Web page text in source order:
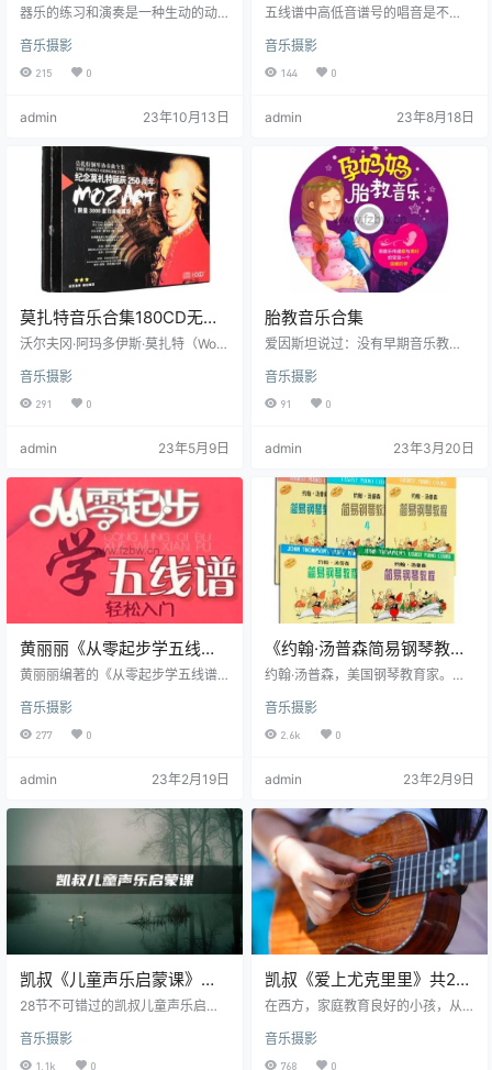
琴技巧大师课》 共29集 视频
器乐的练习和演奏是一种生动的动
指各自独立前提下的灵敏积极活
动、双手不同动作及其与调配合。
证实，从幼年开始学习器乐的孩
创造性思维能力等方面，都显著高
于一般孩子。受到良好的音乐教
育，不仅能提高音乐素养和艺术修
养，而而踏实的学习态度、自觉刻
苦的学习能力都具有重要意义。同
时对一个人的文化…
音乐摄影
215 0
admin 23年10月13日
频格式 附配套作业
五线谱中高低音谱号的唱音是不
名师教你看视频教程2小时学会五线
谱，21天完全掌握钢琴技术。电子
mp4 第01课 从下往上数五线谱的间
作业.mp4 第02课 认识高音谱表第
三间的Do.mp4 第03课 逻辑思维巩
固练习.mp4 第04课 作业.mp4 第0
音乐摄影
144 0
admin 23年8月18日
莫扎特音乐合集180CD无损
音质
沃尔夫冈·阿玛多伊斯·莫扎特（Wolf
月27日～1791年12月5日），出生
于奥地利萨尔茨堡，古典主义时期
762年，莫扎特及姐姐在父亲的带领
成功。1764年，创作首部交响曲
《降E大调第一交响曲》。 1772
年，16岁的莫扎特…
音乐摄影
291 0
admin 23年5月9日
胎教音乐合集
爱因斯坦说过：没有早期音乐教
乐胎教是大多数孕妈妈进行胎教的
必备教材。但孕妈妈常常困惑：胎
目，不管孕妈妈是古典爱好者，还
宝接纳的音乐。在音乐主线之外，
还穿插胎教故事、诗歌、名画等，
孕妈妈可以在美妙的音乐中欣赏一
幅优美的画作、读一篇美文&h…
音乐摄影
91 0
admin 23年3月20日
黄丽丽《从零起步学五线谱
轻松入门》PDF及视频
黄丽丽编著的《从零起步学五线谱
逐步让大家了解和掌握乐理、视唱
等知识。 《从零起步学五线谱轻松
线谱、音符、拍子、调式、音程、
入一些例题及练习，丰富了学习者
音乐摄影
277 0
admin 23年2月19日
《约翰·汤普森简易钢琴教程
系列》1-5册 动画版+PDF
约翰·汤普森，美国钢琴教育家。出
中最著名的是约翰·汤普森钢琴简易
教程。是世界公认的初学钢琴的权
教程以对音乐名作的简易改编为特
眼光来看有着十分积极的意义。对
琴童进一步学习复杂节奏、聆听内
声部及低音旋律、训…
音乐摄影
2.6k 0
admin 23年2月9日
凯叔《儿童声乐启蒙课》共
28节 视频课程
28节不可错过的凯叔儿童声乐启蒙
声乐老师参考、儿童在家自学！ 儿
童声乐视频课程非常少见，主要是
音乐摄影
1.1k 0
凯叔《爱上尤克里里》共20
集 视频课程
在西方，家庭教育良好的小孩，从
在应试教育环境下长大，小时候很
少有机会去深入学习某种乐器，长
音乐摄影
768 0